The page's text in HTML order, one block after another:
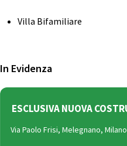
Villa Bifamiliare
In Evidenza
ESCLUSIVA NUOVA
Via Paolo Frisi, Melegnano,